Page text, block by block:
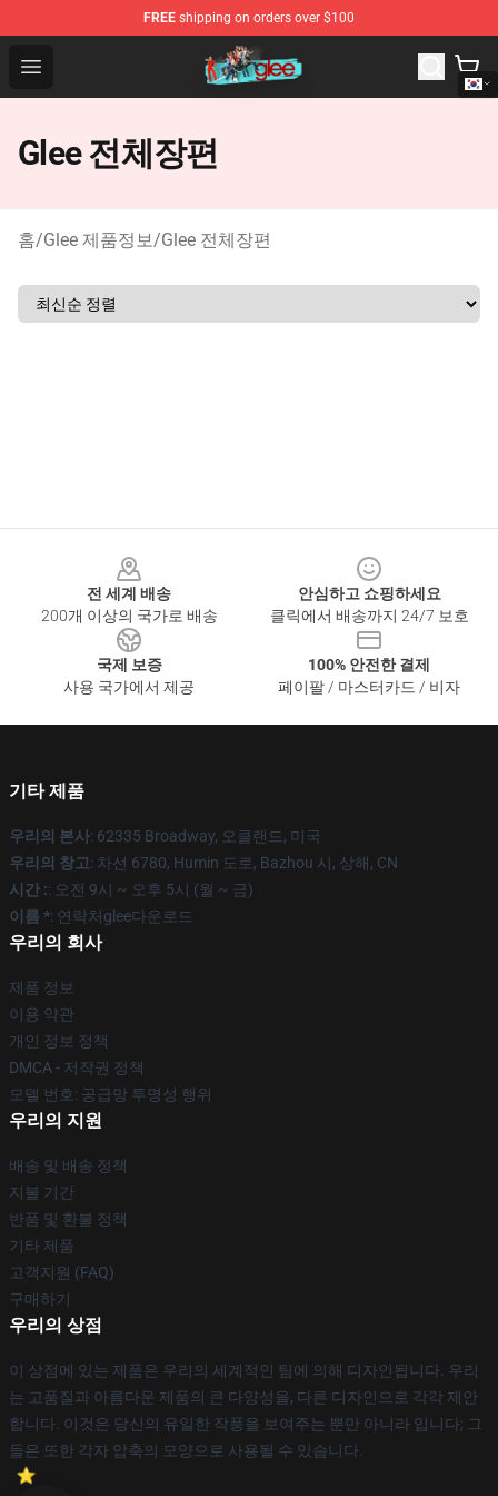
FREE shipping on orders over $100
Open menu
Glee Store - Official Glee Merchandise Shop
Glee 전체장편
홈/Glee 제품정보/Glee 전체장편
전 세계 배송
200개 이상의 국가로 배송
안심하고 쇼핑하세요
클릭에서 배송까지 24/7 보호
국제 보증
사용 국가에서 제공
100% 안전한 결제
페이팔 / 마스터카드 / 비자
기타 제품
우리의 본사: 62335 Broadway, 오클랜드, 미국
우리의 창고: 차선 6780, Humin 도로, Bazhou 시, 상해, CN
시간 :: 오전 9시 ~ 오후 5시 (월 ~ 금)
이름 *: 연락처glee다운로드
우리의 회사
제품 정보
이용 약관
개인 정보 정책
DMCA - 저작권 정책
모델 번호: 공급망 투명성 행위
우리의 지원
배송 및 배송 정책
지불 기간
반품 및 환불 정책
기타 제품
고객지원 (FAQ)
구매하기
우리의 상점
이 상점에 있는 제품은 우리의 세계적인 팀에 의해 디자인됩니다. 우리
는 고품질과 아름다운 제품의 큰 다양성을, 다른 디자인으로 각각 제안
합니다. 이것은 당신의 유일한 작풍을 보여주는 뿐만 아니라 입니다; 그
들은 또한 각자 압축의 모양으로 사용될 수 있습니다.